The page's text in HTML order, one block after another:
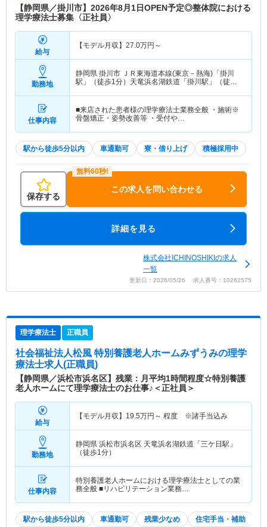
【静岡県／掛川市】2026年8月1日OPEN予定◎整体院における
理学療法士募集〈正社員〉
給与
【モデル月収】 27.0万円～
勤務地
静岡県 掛川市 ＪＲ東海道本線(東京－熱海)「掛川
駅」（徒歩1分）天竜浜名湖鉄道「掛川駅」（徒歩1
仕事内容
■来店された患者様の理学療法士業務全般 ・施術※
骨盤矯正・姿勢改善等 ・受付や…
駅から徒歩5分以内 車通勤可 寮・借り上げ 積極採用中
保存する
この求人を問い合わせる
詳細を見る
株式会社ICHINOSHIKIの求人
一覧
更新日：2026/05/26 求人番号：10262575
理学療法士 正職員
社会福祉法人松風 特別養護老人ホームみずうみの理学
療法士求人(正職員)
【静岡県／浜松市浜名区】残業：月平均1時間程度☆特別養護
老人ホームにて理学療法士のお仕事♪＜正社員＞
給与
【モデル月収】 19.5万円～ 程度 ※諸手当込み
勤務地
静岡県 浜松市浜名区 天竜浜名湖鉄道「三ケ日駅」
（徒歩1分）
仕事内容
特別養護老人ホームにおける理学療法士としての業
務全般 ■リハビリテーション業務…
駅から徒歩5分以内 車通勤可 残業少なめ 住宅手当・補助